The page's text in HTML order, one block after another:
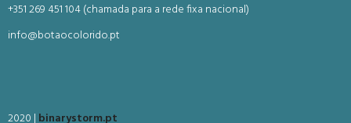
+351 269 451 104 (chamada para a rede fixa nacional)
info@botaocolorido.pt
2020 | binarystorm.pt